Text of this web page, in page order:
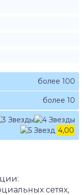
более 100
более 10
4,00
сетях,